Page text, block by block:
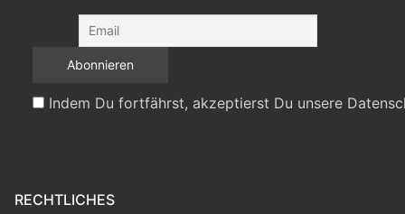
Indem Du fortfährst, akzeptierst Du unsere
RECHTLICHES